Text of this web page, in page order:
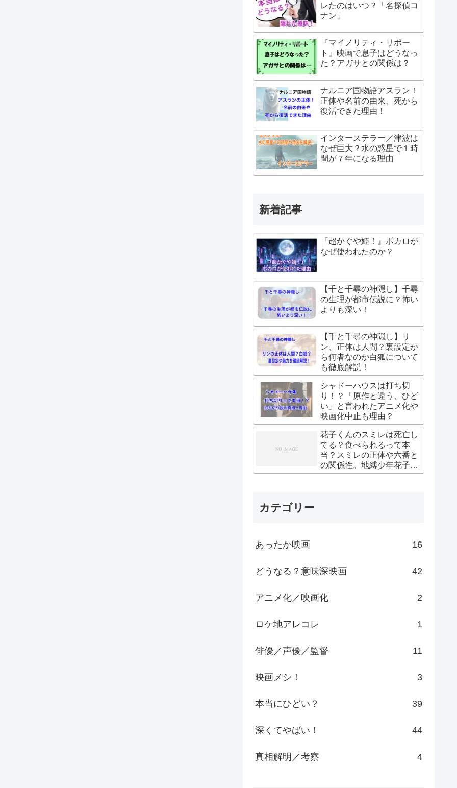
レたのはいつ？「名探偵コ
ナン」
『マイノリティ・リポー
ト』映画で息子はどうなっ
た？アガサとの関係は？
ナルニア国物語アスラン！
正体や名前の由来、死から
復活できた理由！
インターステラー／津波は
なぜ巨大？水の惑星で１時
間が７年になる理由
新着記事
『超かぐや姫！』ボカロが
なぜ使われたのか？
【千と千尋の神隠し】千尋
の生理が都市伝説に？怖い
よりも深い！
【千と千尋の神隠し】リ
ン、正体は人間？裏設定か
ら何者なのか白狐について
も徹底解説！
シャドーハウスは打ち切
り！？「原作と違う、ひど
い」と言われたアニメ化や
映画化中止も理由？
花子くんのスミレは死亡し
てる？食べられるって本
当？スミレの正体や六番と
の関係性。地縛少年花子く
ん
カテゴリー
あったか映画 16
どうなる？意味深映画 42
アニメ化／映画化 2
ロケ地アレコレ 1
俳優／声優／監督 11
映画メシ！ 3
本当にひどい？ 39
深くてやばい！ 44
真相解明／考察 4